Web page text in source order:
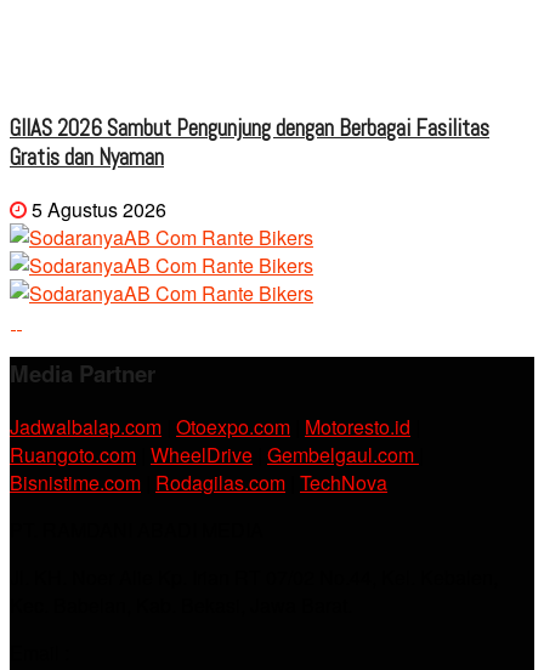
GIIAS 2026 Sambut Pengunjung dengan Berbagai Fasilitas
Gratis dan Nyaman
5 Agustus 2026
Media Partner
Jadwalbalap.com Otoexpo.com Motoresto.id
Ruangoto.com WheelDrive Gembelgaul.com
Bisnistime.com Rodagilas.com TechNova